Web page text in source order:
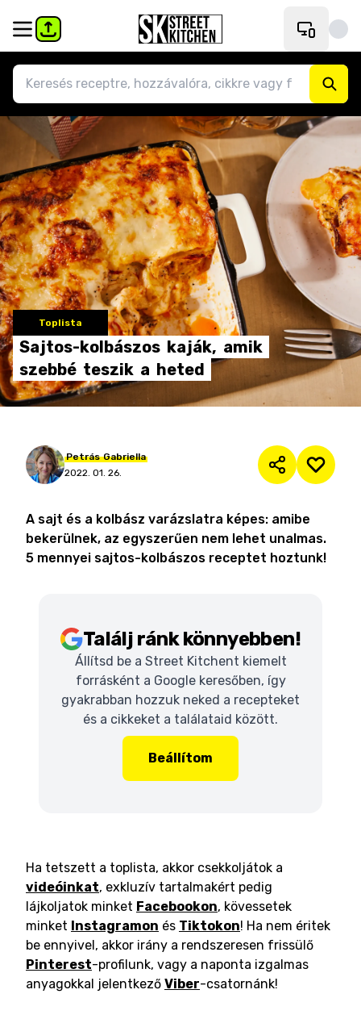
Toplista
Sajtos-kolbászos kaják, amik
szebbé teszik a heted
Petrás Gabriella
2022. 01. 26.
A sajt és a kolbász varázslatra képes: amibe
bekerülnek, az egyszerűen nem lehet unalmas.
5 mennyei sajtos-kolbászos receptet hoztunk!
Találj ránk könnyebben!
Állítsd be a Street Kitchent kiemelt
forrásként a Google keresőben, így
gyakrabban hozzuk neked a recepteket
és a cikkeket a találataid között.
Beállítom
Ha tetszett a toplista, akkor csekkoljátok a
videóinkat, exkluzív tartalmakért pedig
lájkoljatok minket Facebookon, kövessetek
minket Instagramon és Tiktokon! Ha nem éritek
be ennyivel, akkor irány a rendszeresen frissülő
Pinterest-profilunk, vagy a naponta izgalmas
anyagokkal jelentkező Viber-csatornánk!